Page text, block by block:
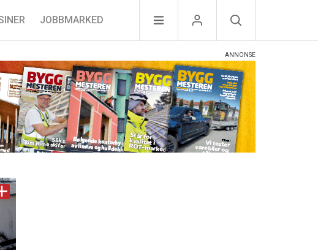
JOBBMARKED